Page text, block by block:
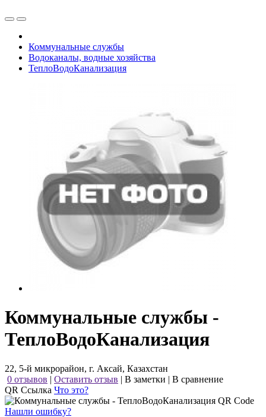
Коммунальные службы
Водоканалы, водные хозяйства
ТеплоВодоКанализация
Коммунальные службы -
ТеплоВодоКанализация
22, 5-й микрорайон, г. Аксай, Казахстан
0 отзывов | Оставить отзыв | В заметки | В сравнение
QR Ссылка Что это?
Нашли ошибку?